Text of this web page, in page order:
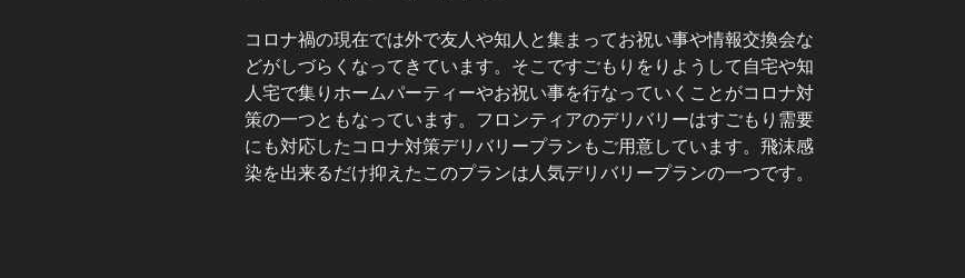
コロナ禍の現在では外で友人や知人と集まってお祝い事や情報交換会な
どがしづらくなってきています。そこですごもりをりようして自宅や知
人宅で集りホームパーティーやお祝い事を行なっていくことがコロナ対
策の一つともなっています。フロンティアのデリバリーはすごもり需要
にも対応したコロナ対策デリバリープランもご用意しています。飛沫感
染を出来るだけ抑えたこのプランは人気デリバリープランの一つです。